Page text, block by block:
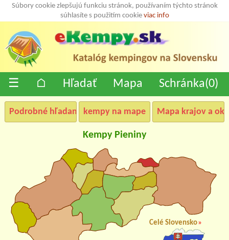
Súbory cookie zlepšujú funkciu stránok, používaním týchto stránok
súhlasíte s použitím cookie viac info
☰ ⌂ Hľadať Mapa Schránka(0)
Podrobné hľadanie kempy na mape Mapa krajov a
Kempy Pieniny
Celé Slovensko»